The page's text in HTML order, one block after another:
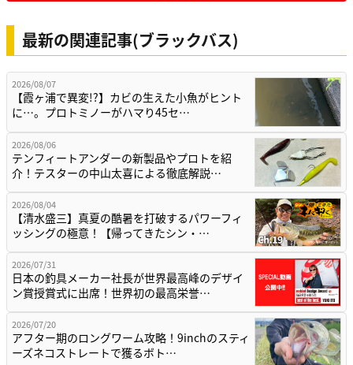
最新の関連記事(ブラックバス)
2026/08/07
【霞ヶ浦で異変!?】カビの生えた小魚がヒント
に…。プロトミノーがハマり45セ…
2026/08/06
テンフィートアンダーの新製品やプロトを紹
介！テスターの中山太喜による徹底解説…
2026/08/04
【清水盛三】真夏の酷暑を打破するパワーフィ
ッシングの極意！【帰ってきたシン・…
2026/07/31
日本の釣具メーカー社長が世界最高峰のデザイ
ン賞授賞式に出席！世界初の最高栄誉…
2026/07/20
アフター期のロングワーム攻略！9inchのスティ
ーズネコストレートで獲るボト…